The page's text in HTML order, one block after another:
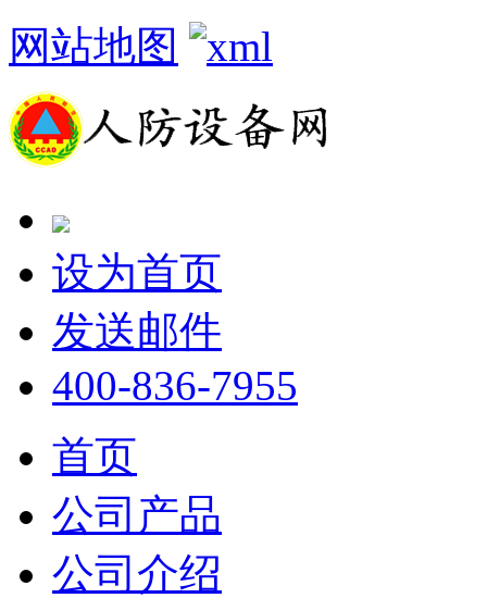
网站地图
设为首页
发送邮件
400-836-7955
首页
公司产品
公司介绍